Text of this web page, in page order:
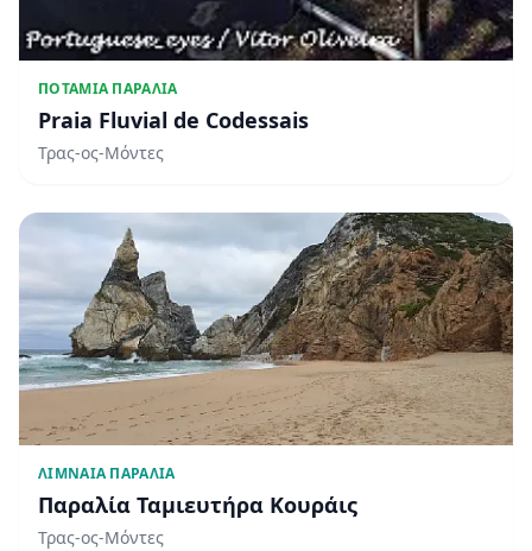
ΠΟΤΆΜΙΑ ΠΑΡΑΛΊΑ
Praia Fluvial de Codessais
Τρας-ος-Μόντες
ΛΙΜΝΑΊΑ ΠΑΡΑΛΊΑ
Παραλία Ταμιευτήρα Κουράις
Τρας-ος-Μόντες